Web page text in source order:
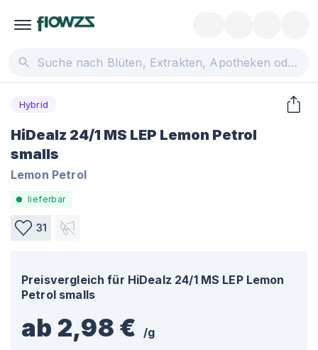
Hybrid
HiDealz 24/1 MS LEP Lemon Petrol
smalls
Lemon Petrol
lieferbar
31
Preisvergleich für HiDealz 24/1 MS LEP Lemon
Petrol smalls
ab 2,98 € /g